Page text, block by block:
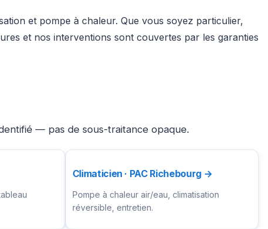
et pompe à chaleur. Que vous soyez particulier,
et nos interventions sont couvertes par les garanties
— pas de sous-traitance opaque.
Climaticien · PAC Richebourg →
Pompe à chaleur air/eau, climatisation
réversible, entretien.